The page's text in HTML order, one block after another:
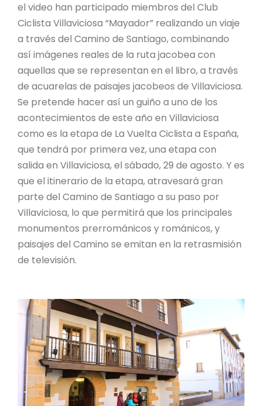
el video han participado miembros del Club
Ciclista Villaviciosa “Mayador” realizando un viaje
a través del Camino de Santiago, combinando
así imágenes reales de la ruta jacobea con
aquellas que se representan en el libro, a través
de acuarelas de paisajes jacobeos de Villaviciosa.
Se pretende hacer así un guiño a uno de los
acontecimientos de este año en Villaviciosa
como es la etapa de La Vuelta Ciclista a España,
que tendrá por primera vez, una etapa con
salida en Villaviciosa, el sábado, 29 de agosto. Y es
que el itinerario de la etapa, atravesará gran
parte del Camino de Santiago a su paso por
Villaviciosa, lo que permitirá que los principales
monumentos prerrománicos y románicos, y
paisajes del Camino se emitan en la retrasmisión
de televisión.